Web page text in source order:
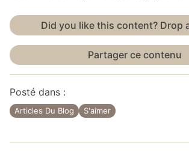
Did you like this content? Drop
Partager ce contenu
Posté dans :
Articles Du Blog S'aimer